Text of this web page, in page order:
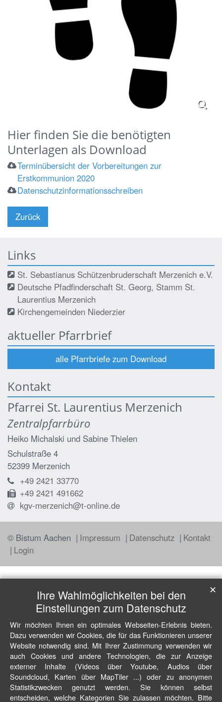
Hier finden Sie die benötigten
Unterlagen als Download
Terminübersicht der Vorbereitungen zur
Erstkommunion 2020
Datenschutzinformationsschreiben
Zurück
Links
St. Sebastianus Schützenbruderschaft Merzenich e.V.
Deutsche Pfadfinderschaft St. Georg, Stamm St.
Laurentius Merzenich
Kirchengemeinden Niederzier
aktueller Pfarrbrief
alle Pfarrbriefe zum Download
Kontakt
Pfarrei St. Laurentius Merzenich
Zentralpfarrbüro
Heiko Michalski und Sabine Thielen
Schulstraße 4
52399 Merzenich
+49 2421 33770
+49 2421 491662
kgv-merzenich@t-online.de
© Bistum Aachen Impressum Datenschutz
Kontakt
Login
Ihre Wahlmöglichkeiten bei den
Einstellungen zum Datenschutz
Wir möchten Ihnen ein optimales Webseiten-Erlebnis bieten.
Dazu verwenden wir Cookies, die für das Funktionieren unserer
Website notwendig sind. Mit Ihrer Zustimmung verwenden wir
auch Cookies und andere Technologien, die zur Anzeige
externer Inhalte (Videos über Youtube, Audios über
Soundcloud, Karten über MapTiler ...) oder zu anonymen
Statistikzwecken genutzt werden. Sie können selbst
entscheiden, welche Kategorien Sie zulassen möchten. Bitte
✕